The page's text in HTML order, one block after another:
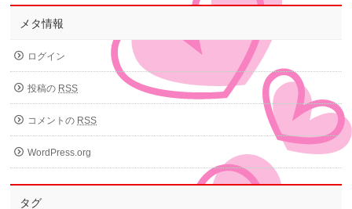
メタ情報
ログイン
投稿の RSS
コメントの RSS
WordPress.org
タグ